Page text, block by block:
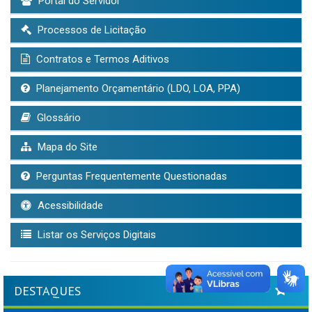
Processos de Licitação
Contratos e Termos Aditivos
Planejamento Orçamentário (LDO, LOA, PPA)
Glossário
Mapa do Site
Perguntas Frequentemente Questionadas
Acessibilidade
Listar os Serviços Digitais
DESTAQUES